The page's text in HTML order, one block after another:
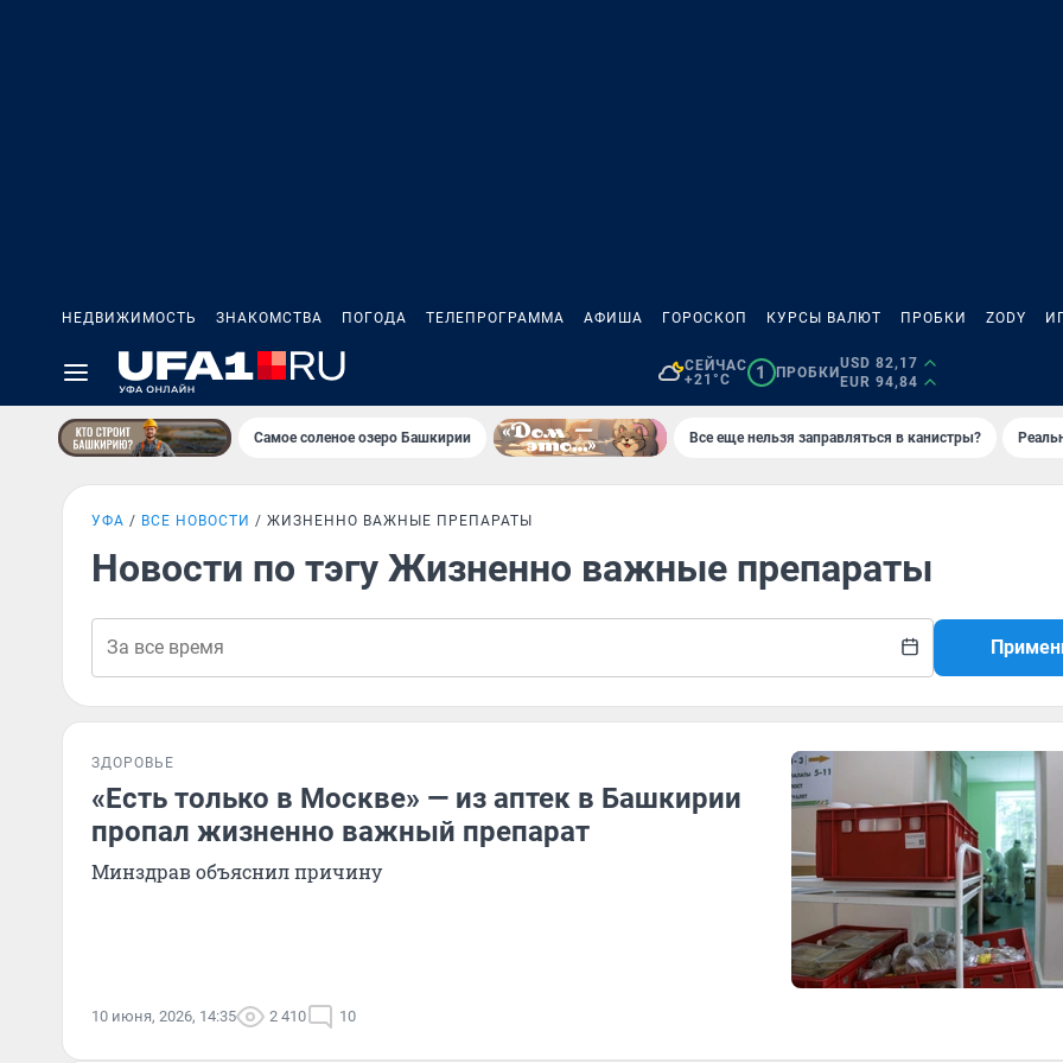
НЕДВИЖИМОСТЬ ЗНАКОМСТВА ПОГОДА ТЕЛЕПРОГРАММА АФИША ГОРОСКОП КУРСЫ ВАЛЮТ ПРОБКИ ZODY
СЕЙЧАС
+21°C
1 ПРОБКИ
USD 82,17
EUR 94,84
Самое соленое озеро Башкирии Все еще нельзя заправляться в канистры?
УФА ВСЕ НОВОСТИ ЖИЗНЕННО ВАЖНЫЕ ПРЕПАРАТЫ
Новости по тэгу Жизненно важные препараты
ЗДОРОВЬЕ
«Есть только в Москве» — из аптек в Башкирии
пропал жизненно важный препарат
Минздрав объяснил причину
10 июня, 2026, 14:35 2 410 10